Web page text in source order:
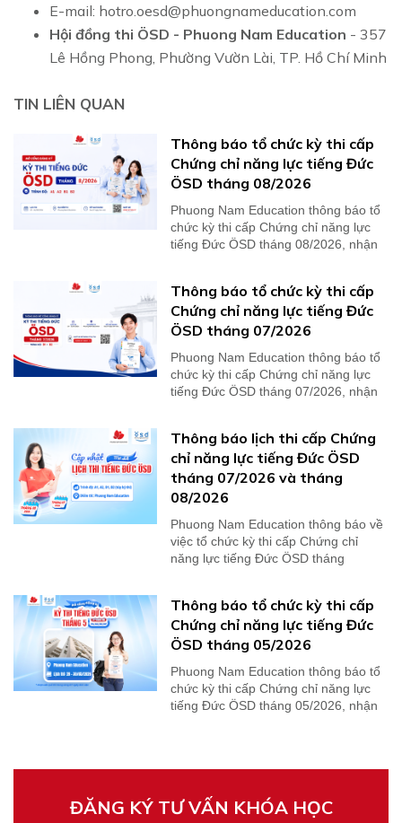
E-mail: hotro.oesd@phuongnameducation.com
Hội đồng thi ÖSD - Phuong Nam Education - 357
Lê Hồng Phong, Phường Vườn Lài, TP. Hồ Chí Minh
TIN LIÊN QUAN
Thông báo tổ chức kỳ thi cấp
Chứng chỉ năng lực tiếng Đức
ÖSD tháng 08/2026
Phuong Nam Education thông báo tổ
chức kỳ thi cấp Chứng chỉ năng lực
tiếng Đức ÖSD tháng 08/2026, nhận
Thông báo tổ chức kỳ thi cấp
Chứng chỉ năng lực tiếng Đức
ÖSD tháng 07/2026
Phuong Nam Education thông báo tổ
chức kỳ thi cấp Chứng chỉ năng lực
tiếng Đức ÖSD tháng 07/2026, nhận
Thông báo lịch thi cấp Chứng
chỉ năng lực tiếng Đức ÖSD
tháng 07/2026 và tháng
08/2026
Phuong Nam Education thông báo về
việc tổ chức kỳ thi cấp Chứng chỉ
năng lực tiếng Đức ÖSD tháng
Thông báo tổ chức kỳ thi cấp
Chứng chỉ năng lực tiếng Đức
ÖSD tháng 05/2026
Phuong Nam Education thông báo tổ
chức kỳ thi cấp Chứng chỉ năng lực
tiếng Đức ÖSD tháng 05/2026, nhận
ĐĂNG KÝ TƯ VẤN KHÓA HỌC